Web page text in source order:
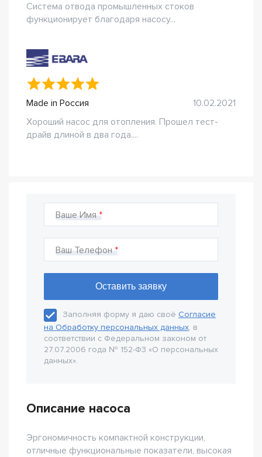
Система отвода промышленных стоков
функционирует благодаря насосу...
Made in Россия
10.02.2021
Хороший насос для отопления. Прошел тест-
драйв длиной в два года....
Ваше Имя
Ваш Телефон
Заполняя форму я даю своё Согласие
на Обработку персональных данных, в
соответствии с Федеральном законом от
27.07.2006 года № 152-Ф3 «О персональных
данных».
Описание насоса
Эргономичность компактной конструкции,
отличные функциональные показатели, высокая